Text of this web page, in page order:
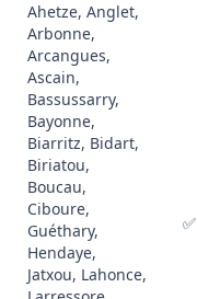
Ahetze, Anglet,
Arbonne,
Arcangues,
Ascain,
Bassussarry,
Bayonne,
Biarritz, Bidart,
Biriatou,
Boucau,
Ciboure,
Guéthary,
Hendaye,
Jatxou, Lahonce,
✅